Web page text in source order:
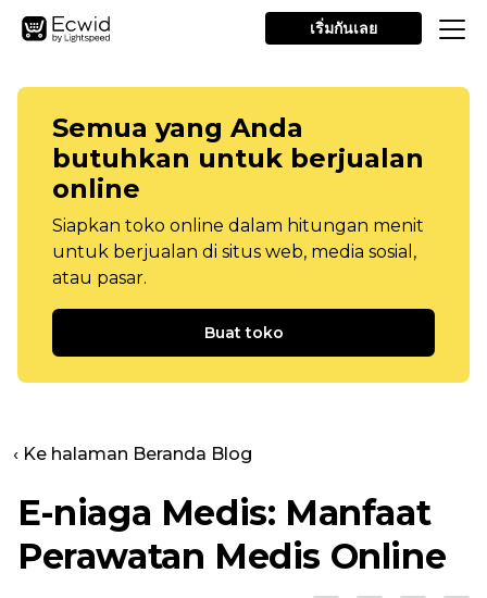
เริ่มกันเลย
Semua yang Anda
butuhkan untuk berjualan
online
Siapkan toko online dalam hitungan menit
untuk berjualan di situs web, media sosial,
atau pasar.
Buat toko
‹ Ke halaman Beranda Blog
E-niaga Medis: Manfaat
Perawatan Medis Online